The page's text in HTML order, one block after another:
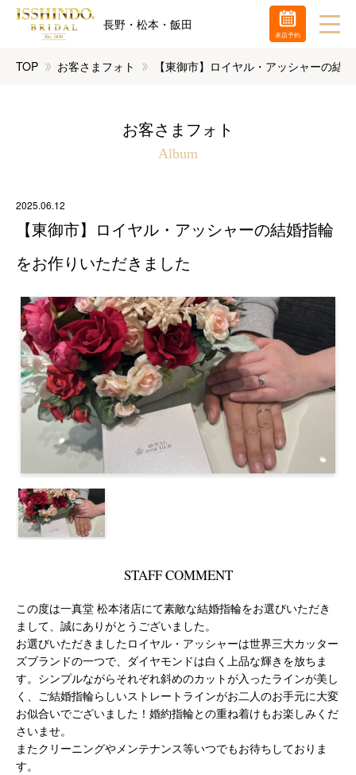
長野・松本・飯田
TOP お客さまフォト 【東御市】ロイヤル・アッシャーの結
お客さまフォト
Album
2025.06.12
【東御市】ロイヤル・アッシャーの結婚指輪
をお作りいただきました
STAFF COMMENT
この度は一真堂 松本渚店にて素敵な結婚指輪をお選びいただき
まして、誠にありがとうございました。
お選びいただきましたロイヤル・アッシャーは世界三大カッター
ズブランドの一つで、ダイヤモンドは白く上品な輝きを放ちま
す。シンプルながらそれぞれ斜めのカットが入ったラインが美し
く、ご結婚指輪らしいストレートラインがお二人のお手元に大変
お似合いでございました！婚約指輪との重ね着けもお楽しみくだ
さいませ。
またクリーニングやメンテナンス等いつでもお待ちしておりま
す。
来店予約